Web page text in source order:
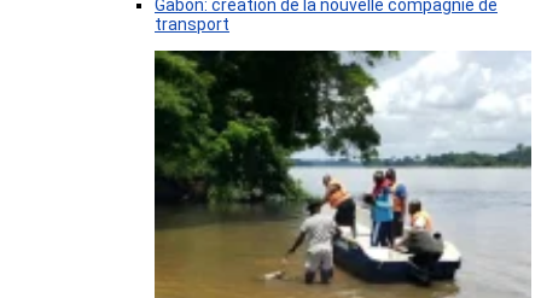
Gabon: création de la nouvelle compagnie de
transport